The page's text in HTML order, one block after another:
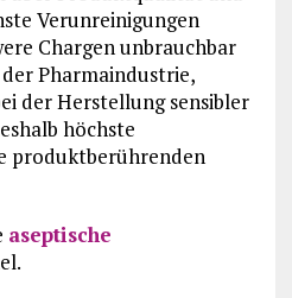
Verunreinigungen
Chargen unbrauchbar
Pharmaindustrie,
der Herstellung sensibler
höchste
produktberührenden
aseptische